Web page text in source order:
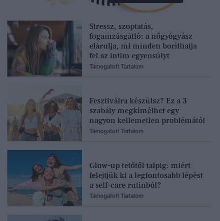
Stressz, szoptatás,
fogamzásgátló: a nőgyógyász
elárulja, mi minden boríthatja
fel az intim egyensúlyt
Támogatott Tartalom
Fesztiválra készülsz? Ez a 3
szabály megkímélhet egy
nagyon kellemetlen problémától
Támogatott Tartalom
Glow-up tetőtől talpig: miért
felejtjük ki a legfontosabb lépést
a self-care rutinból?
Támogatott Tartalom